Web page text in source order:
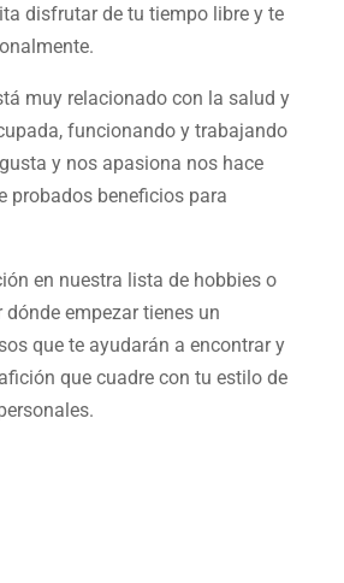
disfrutar de tu tiempo libre y te
muy relacionado con la salud y
funcionando y trabajando
y nos apasiona nos hace
probados beneficios para
en nuestra lista de hobbieso
empezar tienes un
que te ayudarán a encontrar y
que cuadre con tu estilo de